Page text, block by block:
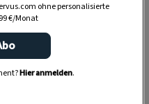
ohne personalisierte
€/Monat
Hier anmelden.